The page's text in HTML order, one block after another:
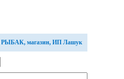
РЫБАК, магазин, ИП Лашук